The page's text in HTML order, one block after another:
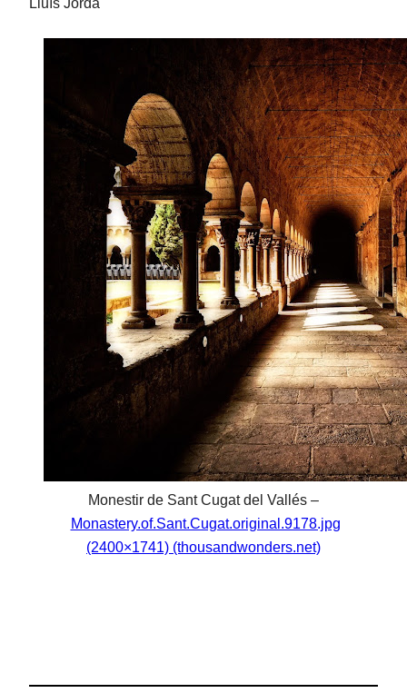
Monestir de Sant Cugat del Vallés –
Monastery.of.Sant.Cugat.original.9178.jpg
(2400×1741) (thousandwonders.net)